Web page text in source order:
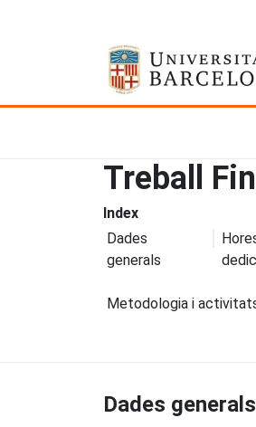
Treball
Index
Dades
generals
Metodologia i
Dades generals